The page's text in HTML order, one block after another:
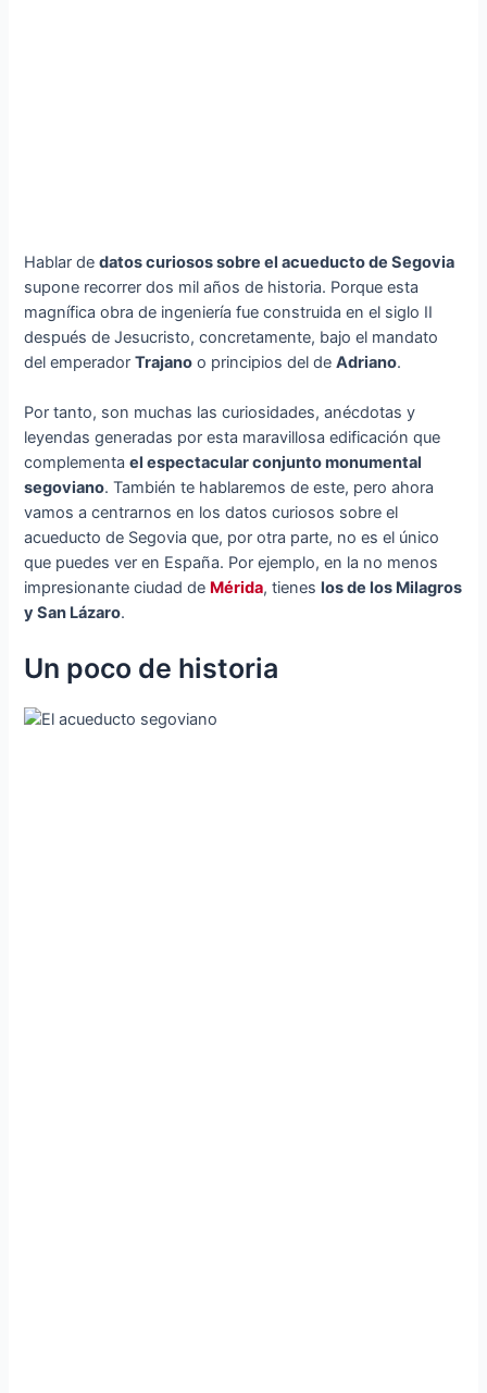
Hablar dedatos curiosos sobre el acueducto de Segovia
supone recorrer dos mil años de historia. Porque esta
magnífica obra de ingeniería fue construida en el siglo II
después de Jesucristo, concretamente, bajo el mandato
del emperadorTrajano o principios del deAdriano.
Por tanto, son muchas las curiosidades, anécdotas y
leyendas generadas por esta maravillosa edificación que
complementael espectacular conjunto monumental
segoviano. También te hablaremos de este, pero ahora
vamos a centrarnos en los datos curiosos sobre el
acueducto de Segovia que, por otra parte, no es el único
que puedes ver en España. Por ejemplo, en la no menos
impresionante ciudad de Mérida, tieneslos de los Milagros
y San Lázaro.
Un poco de historia